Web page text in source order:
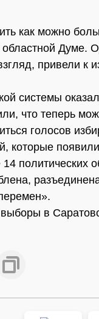
как можно
Думе.
привели к
системы
что теперь
голосов
которые
политических
в